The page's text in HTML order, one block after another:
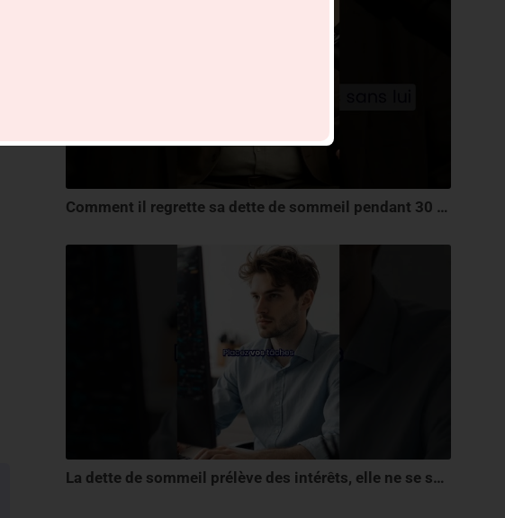
Comment il regrette sa dette de sommeil pendant 30 ans.
La dette de sommeil prélève des intérêts, elle ne se solde pas en une seule nuit...